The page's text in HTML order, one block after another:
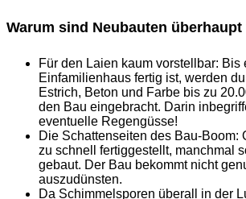
Warum sind Neubauten
Für den Laien kaum vorstellbar: Bis
Einfamilienhaus fertig ist, werden
Estrich, Beton und Farbe bis zu
den Bau eingebracht. Darin
eventuelle Regengüsse!
Die Schattenseiten des Bau-Boom:
zu schnell fertiggestellt, manchmal
gebaut. Der Bau bekommt nicht
auszudünsten.
Da Schimmelsporen überall in der